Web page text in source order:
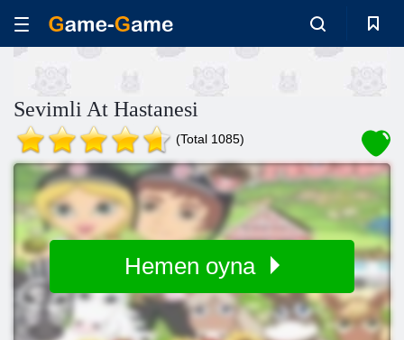
Sevimli At Hastanesi
(Total 1085)
Hemen oyna